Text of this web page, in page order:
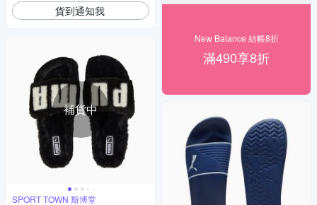
貨到通知我
補貨中
SPORT TOWN 斯博堂
New Balance 結帳8折
滿490享8折